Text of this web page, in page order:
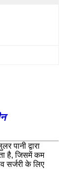
द्वारा
है, जिसमें कम
सर्जरी के लिए